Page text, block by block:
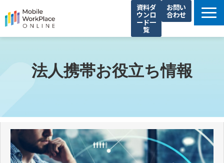
資料ダ
ウンロ
ード一
覧
お問い
合わせ
解決できる課題
コネクシオの強み
法人携帯お役立ち情報
セミナー・イベント情報
運営会社
法人携帯お役立ち情報